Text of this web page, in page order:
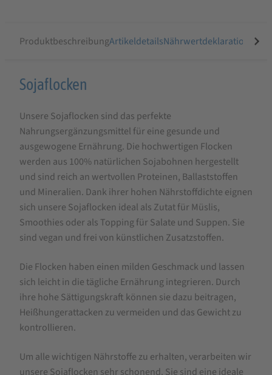
ProduktbeschreibungArtikeldetailsNährwertdeklaration
Produktbeschreibung
Sojaflocken
Sojaflocken
Unsere Sojaflocken sind das perfekte
Nahrungsergänzungsmittel für eine gesunde und
ausgewogene Ernährung. Die hochwertigen Flocken
werden aus 100% natürlichen Sojabohnen hergestellt
und sind reich an wertvollen Proteinen, Ballaststoffen
und Mineralien. Dank ihrer hohen Nährstoffdichte eignen
sich unsere Sojaflocken ideal als Zutat für Müslis,
Smoothies oder als Topping für Salate und Suppen. Sie
sind vegan und frei von künstlichen Zusatzstoffen.
Die Flocken haben einen milden Geschmack und lassen
sich leicht in die tägliche Ernährung integrieren. Durch
ihre hohe Sättigungskraft können sie dazu beitragen,
Heißhungerattacken zu vermeiden und das Gewicht zu
kontrollieren.
Um alle wichtigen Nährstoffe zu erhalten, verarbeiten wir
unsere Sojaflocken sehr schonend. Sie sind eine ideale